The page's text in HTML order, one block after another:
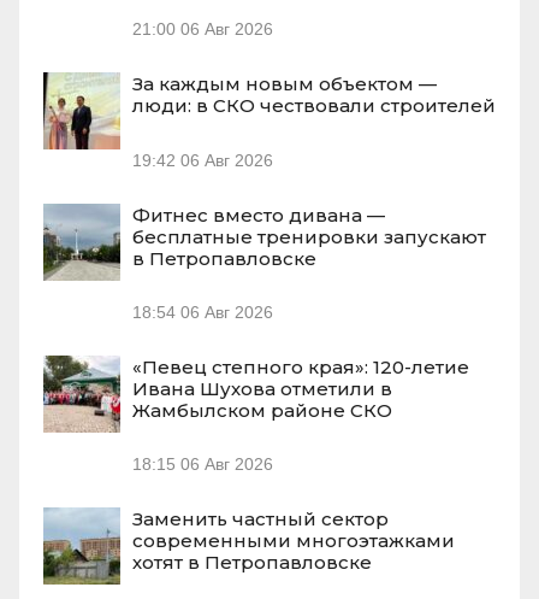
21:00 06 Авг 2026
За каждым новым объектом —
люди: в СКО чествовали строителей
19:42 06 Авг 2026
Фитнес вместо дивана —
бесплатные тренировки запускают
в Петропавловске
18:54 06 Авг 2026
«Певец степного края»: 120-летие
Ивана Шухова отметили в
Жамбылском районе СКО
18:15 06 Авг 2026
Заменить частный сектор
современными многоэтажками
хотят в Петропавловске